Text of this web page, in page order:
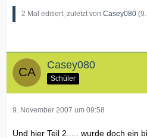
2 Mal editiert, zuletzt von Casey080 (
Casey080
Schüler
9. November 2007 um 09:58
Und hier Teil 2..... wurde doch ein